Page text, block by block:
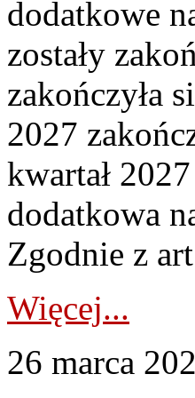
dodatkowe
zostały
zakończyła
2027
kwartał
dodatkowa
Zgodnie z
Więcej...
26 marca